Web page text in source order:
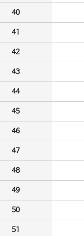
40
41
42
43
44
45
46
47
48
49
50
51